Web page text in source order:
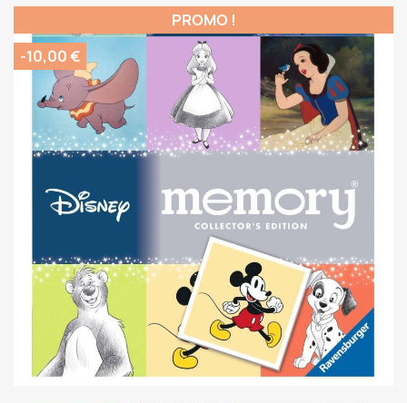
PROMO !
-10,00 €